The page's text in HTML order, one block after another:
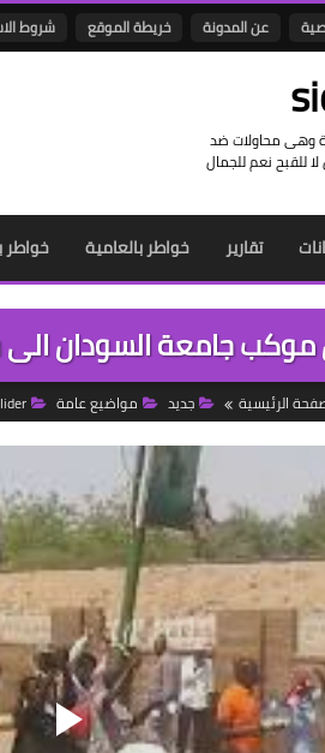
عن المدونة خريطة الموقع شروط
وهى محاولات ضد
للقبح نعم للجمال
تقارير خواطر بالعامية
جامعة السودان الى
الرئيسية جديد مواضيع عامة